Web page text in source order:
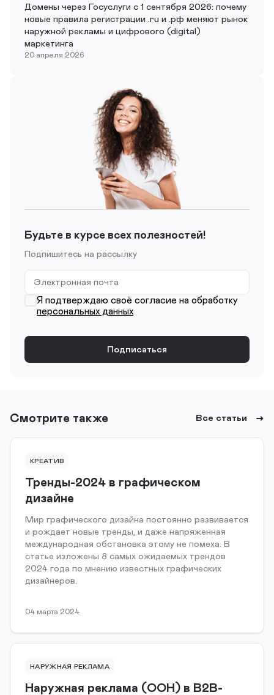
Домены через Госуслуги с 1 сентября 2026: почему
новые правила регистрации .ru и .рф меняют рынок
наружной рекламы и цифрового (digital)
маркетинга
20 апреля 2026
Будьте в курсе всех полезностей!
Подпишитесь на рассылку
Я подтверждаю своё согласие на обработку
персональных данных
Смотрите также Все статьи
КРЕАТИВ
Тренды-2024 в графическом
дизайне
Мир графического дизайна постоянно развивается
и рождает новые тренды, и даже напряженная
международная обстановка этому не помеха. В
статье изложены 8 самых ожидаемых трендов
2024 года по мнению известных графических
дизайнеров.
04 марта 2024
НАРУЖНАЯ РЕКЛАМА
Наружная реклама (OOH) в B2B-